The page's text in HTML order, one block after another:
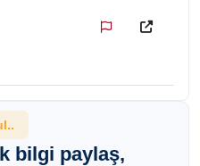
bilgi paylaş,